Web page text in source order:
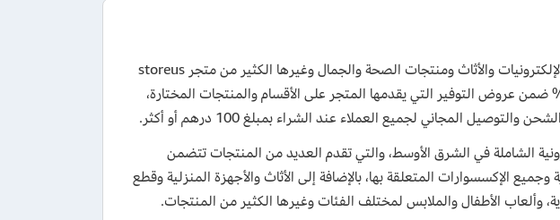
استخدم أكبر كود خصم ستور اص 2026 عند تسوق الإلكترونيات والأثاث ومنتجات الصحة والجمال وغيرها الكثير من متجر storeus
الشامل للحصول على تخفيض يصل إلى 35% ضمن عروض التوفير التي يقدمها المتجر على الأقسام والمنتجات المختارة،
المجاني لجميع العملاء عند الشراء بمبلغ 100 درهم أو أكثر.
الشاملة في الشرق الأوسط، والتي تقدم العديد من المنتجات تتضمن
الإكسسوارات المتعلقة بها، بالإضافة إلى الأثاث والأجهزة المنزلية وقطع
وألعاب الأطفال والملابس لمختلف الفئات وغيرها الكثير من المنتجات.